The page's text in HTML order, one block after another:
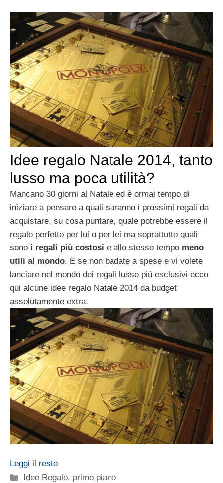
Idee regalo Natale 2014, tanto
lusso ma poca utilità?
Mancano 30 giorni al Natale ed è ormai tempo di
iniziare a pensare a quali saranno i prossimi regali da
acquistare, su cosa puntare, quale potrebbe essere il
regalo perfetto per lui o per lei ma soprattutto quali
sono i regali più costosi e allo stesso tempo meno
utili al mondo. E se non badate a spese e vi volete
lanciare nel mondo dei regali lusso più esclusivi ecco
qui alcune idee regalo Natale 2014 da budget
assolutamente extra.
Leggi il resto
Categorie
Idee Regalo, primo piano